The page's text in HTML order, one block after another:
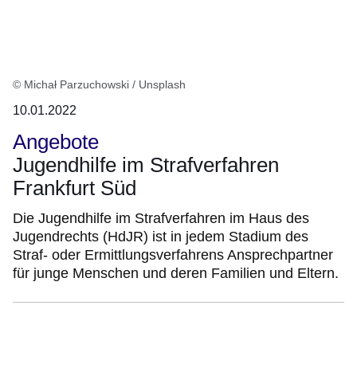
© Michał Parzuchowski / Unsplash
10.01.2022
Angebote
Jugendhilfe im Strafverfahren
Frankfurt Süd
Die Jugendhilfe im Strafverfahren im Haus des
Jugendrechts (HdJR) ist in jedem Stadium des
Straf- oder Ermittlungsverfahrens Ansprechpartner
für junge Menschen und deren Familien und Eltern.